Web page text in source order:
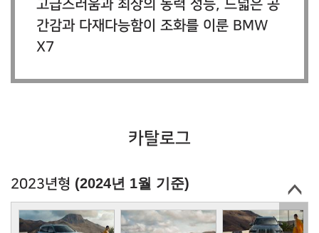
고급스러움과 최상의 동력 성능, 드넓은 공
간감과 다재다능함이 조화를 이룬 BMW
X7
카탈로그
2023년형 (2024년 1월 기준)